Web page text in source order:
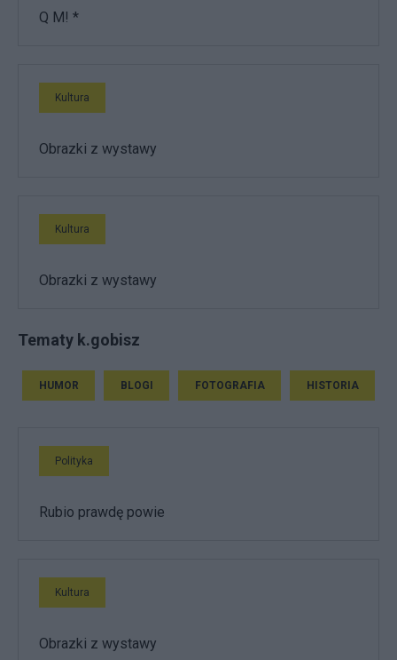
Q M! *
Kultura
Obrazki z wystawy
Kultura
Obrazki z wystawy
Tematy k.gobisz
HUMOR BLOGI FOTOGRAFIA HISTORIA
Polityka
Rubio prawdę powie
Kultura
Obrazki z wystawy